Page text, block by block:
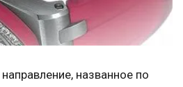
направление, названное по